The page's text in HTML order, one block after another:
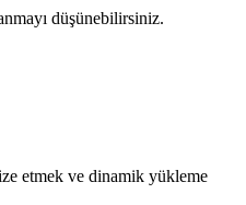
düşünebilirsiniz.
etmek ve dinamik yükleme